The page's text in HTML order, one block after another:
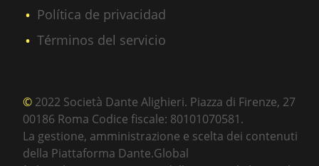
Política de privacidad
Términos del servicio
© 2022 Società Dante Alighieri. Piazza di Firenze, 27
00186 Roma Codice fiscale: 80101070581.
La gestione, amministrazione e scelta dei contenuti
della Piattaforma Dante.Global